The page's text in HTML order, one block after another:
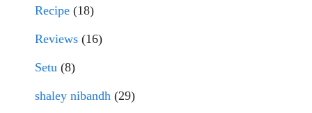
Recipe (18)
Reviews (16)
Setu (8)
shaley nibandh (29)